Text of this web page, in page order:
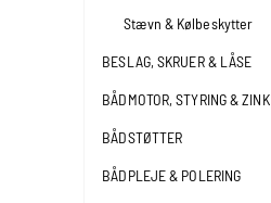
Stævn & Kølbeskytter
BESLAG, SKRUER & LÅSE
BÅDMOTOR, STYRING & ZINK
BÅDSTØTTER
BÅDPLEJE & POLERING